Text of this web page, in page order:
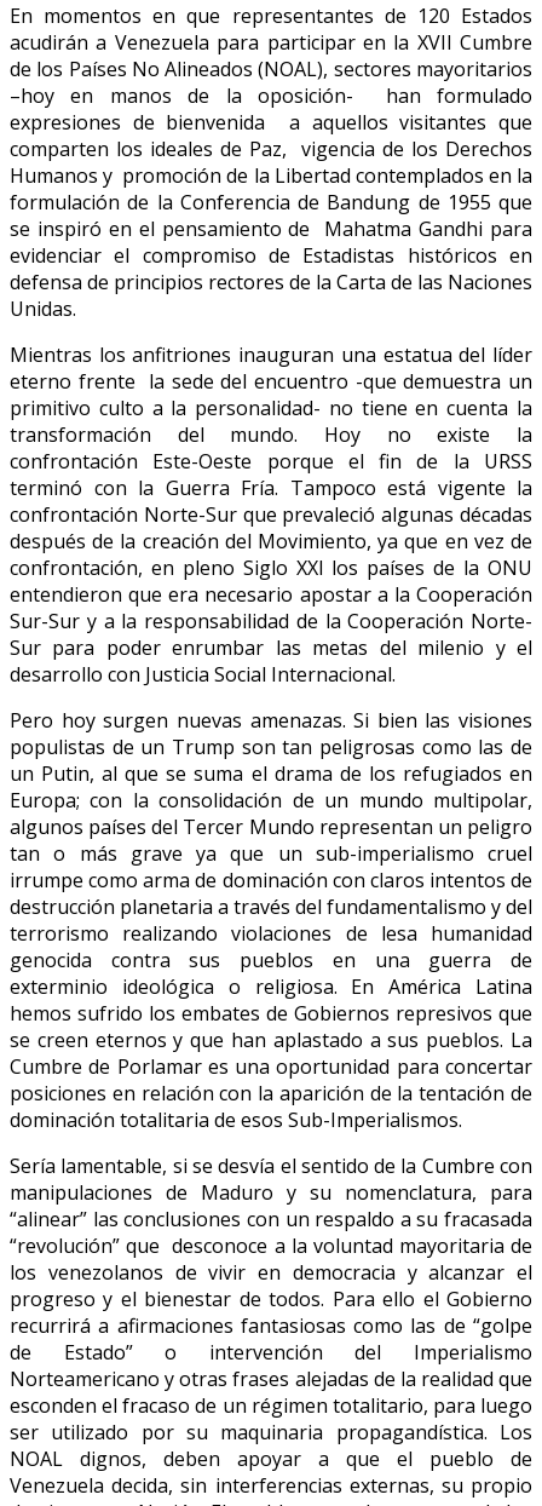
En momentos en que representantes de 120 Estados
acudirán a Venezuela para participar en la XVII Cumbre
de los Países No Alineados (NOAL), sectores mayoritarios
–hoy en manos de la oposición- han formulado
expresiones de bienvenida a aquellos visitantes que
comparten los ideales de Paz, vigencia de los Derechos
Humanos y promoción de la Libertad contemplados en la
formulación de la Conferencia de Bandung de 1955 que
se inspiró en el pensamiento de Mahatma Gandhi para
evidenciar el compromiso de Estadistas históricos en
defensa de principios rectores de la Carta de las Naciones
Unidas.
Mientras los anfitriones inauguran una estatua del líder
eterno frente la sede del encuentro -que demuestra un
primitivo culto a la personalidad- no tiene en cuenta la
transformación del mundo. Hoy no existe la
confrontación Este-Oeste porque el fin de la URSS
terminó con la Guerra Fría. Tampoco está vigente la
confrontación Norte-Sur que prevaleció algunas décadas
después de la creación del Movimiento, ya que en vez de
confrontación, en pleno Siglo XXI los países de la ONU
entendieron que era necesario apostar a la Cooperación
Sur-Sur y a la responsabilidad de la Cooperación Norte-
Sur para poder enrumbar las metas del milenio y el
desarrollo con Justicia Social Internacional.
Pero hoy surgen nuevas amenazas. Si bien las visiones
populistas de un Trump son tan peligrosas como las de
un Putin, al que se suma el drama de los refugiados en
Europa; con la consolidación de un mundo multipolar,
algunos países del Tercer Mundo representan un peligro
tan o más grave ya que un sub-imperialismo cruel
irrumpe como arma de dominación con claros intentos de
destrucción planetaria a través del fundamentalismo y del
terrorismo realizando violaciones de lesa humanidad
genocida contra sus pueblos en una guerra de
exterminio ideológica o religiosa. En América Latina
hemos sufrido los embates de Gobiernos represivos que
se creen eternos y que han aplastado a sus pueblos. La
Cumbre de Porlamar es una oportunidad para concertar
posiciones en relación con la aparición de la tentación de
dominación totalitaria de esos Sub-Imperialismos.
Sería lamentable, si se desvía el sentido de la Cumbre con
manipulaciones de Maduro y su nomenclatura, para
“alinear” las conclusiones con un respaldo a su fracasada
“revolución” que desconoce a la voluntad mayoritaria de
los venezolanos de vivir en democracia y alcanzar el
progreso y el bienestar de todos. Para ello el Gobierno
recurrirá a afirmaciones fantasiosas como las de “golpe
de Estado” o intervención del Imperialismo
Norteamericano y otras frases alejadas de la realidad que
esconden el fracaso de un régimen totalitario, para luego
ser utilizado por su maquinaria propagandística. Los
NOAL dignos, deben apoyar a que el pueblo de
Venezuela decida, sin interferencias externas, su propio